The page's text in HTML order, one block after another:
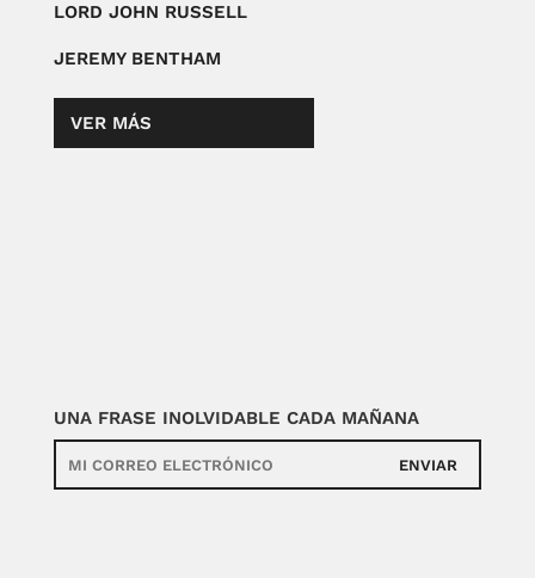
LORD JOHN RUSSELL
JEREMY BENTHAM
VER MÁS
UNA FRASE INOLVIDABLE CADA MAÑANA
ENVIAR